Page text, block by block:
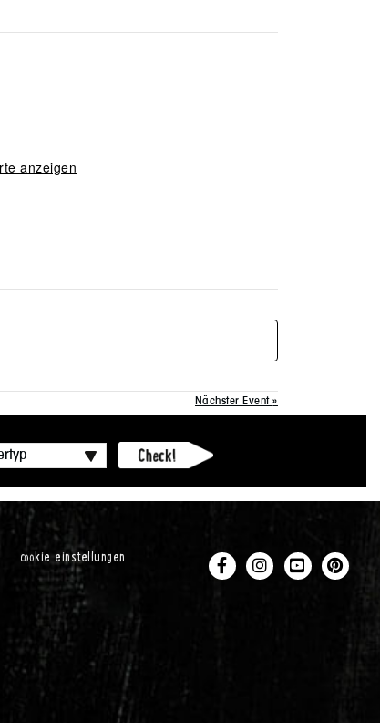
anzeigen
Nächster Event»
cookie einstellungen